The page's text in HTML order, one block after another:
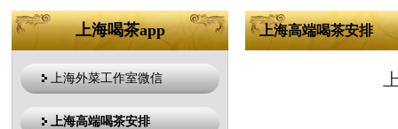
上海喝茶app
上海外菜工作室微信
上海高端喝茶安排
上海高端喝茶安排